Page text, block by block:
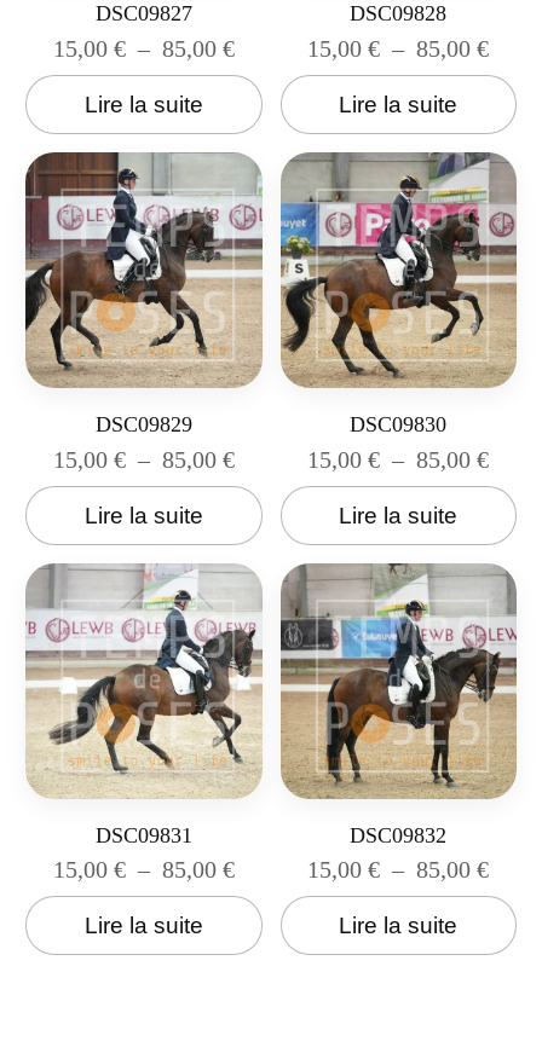
DSC09827
15,00 € – 85,00 €
Lire la suite
DSC09828
15,00€ – 85,00€
Lire la suite
DSC09829
15,00 € – 85,00 €
Lire la suite
DSC09830
15,00€ – 85,00€
Lire la suite
DSC09831
15,00 € – 85,00 €
Lire la suite
DSC09832
15,00€ – 85,00€
Lire la suite